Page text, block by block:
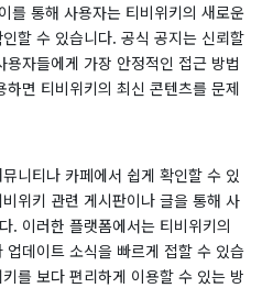
를 통해 사용자는 티비위키의 새로운
할 수 있습니다. 공식 공지는 신뢰할
자들에게 가장 안정적인 접근 방법
면 티비위키의 최신 콘텐츠를 문제
니티나 카페에서 쉽게 확인할 수 있
위키 관련 게시판이나 글을 통해 사
. 이러한 플랫폼에서는 티비위키의
데이트 소식을 빠르게 접할 수 있습
를 보다 편리하게 이용할 수 있는 방